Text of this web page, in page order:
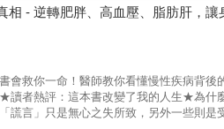
相 - 逆轉肥胖、高血壓、脂肪肝，
會救你一命！醫師教你看懂慢性疾病背
者熱評：這本書改變了我的人生★為什
謊言」只是無心之失所致，另外一些則